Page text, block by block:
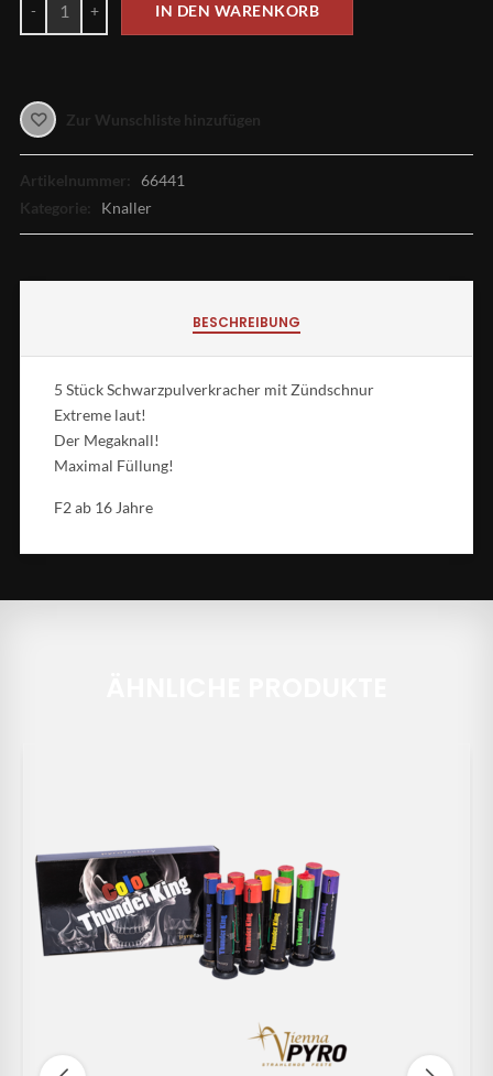
IN DEN WARENKORB
Zur Wunschliste hinzufügen
Artikelnummer:
66441
Kategorie:
Knaller
BESCHREIBUNG
5 Stück Schwarzpulverkracher mit Zündschnur
Extreme laut!
Der Megaknall!
Maximal Füllung!
F2 ab 16 Jahre